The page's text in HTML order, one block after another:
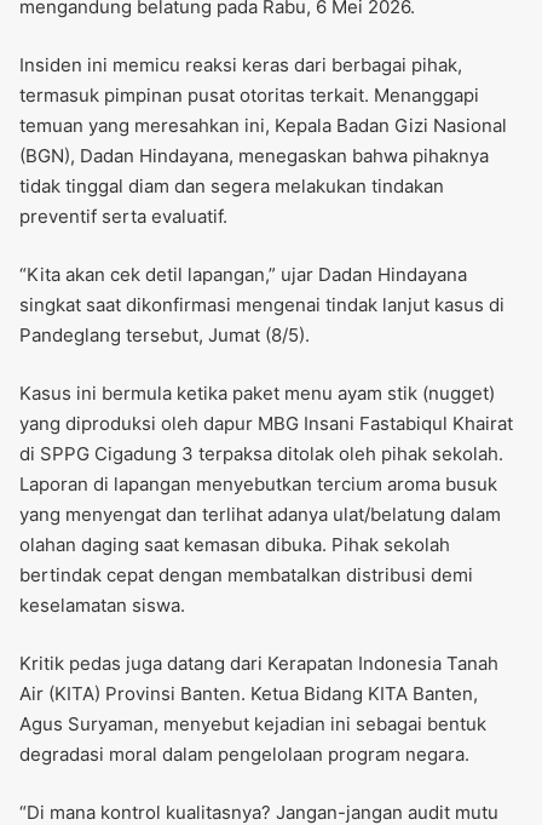
mengandung belatung pada Rabu, 6 Mei 2026.
Insiden ini memicu reaksi keras dari berbagai pihak,
termasuk pimpinan pusat otoritas terkait. Menanggapi
temuan yang meresahkan ini, Kepala Badan Gizi Nasional
(BGN), Dadan Hindayana, menegaskan bahwa pihaknya
tidak tinggal diam dan segera melakukan tindakan
preventif serta evaluatif.
“Kita akan cek detil lapangan,” ujar Dadan Hindayana
singkat saat dikonfirmasi mengenai tindak lanjut kasus di
Pandeglang tersebut, Jumat (8/5).
Kasus ini bermula ketika paket menu ayam stik (nugget)
yang diproduksi oleh dapur MBG Insani Fastabiqul Khairat
di SPPG Cigadung 3 terpaksa ditolak oleh pihak sekolah.
Laporan di lapangan menyebutkan tercium aroma busuk
yang menyengat dan terlihat adanya ulat/belatung dalam
olahan daging saat kemasan dibuka. Pihak sekolah
bertindak cepat dengan membatalkan distribusi demi
keselamatan siswa.
Kritik pedas juga datang dari Kerapatan Indonesia Tanah
Air (KITA) Provinsi Banten. Ketua Bidang KITA Banten,
Agus Suryaman, menyebut kejadian ini sebagai bentuk
degradasi moral dalam pengelolaan program negara.
“Di mana kontrol kualitasnya? Jangan-jangan audit mutu